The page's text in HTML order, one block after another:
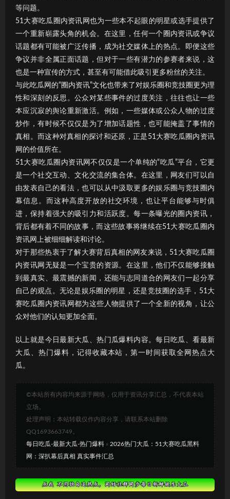
等问题。
51大赛吃瓜圈内资讯网也为一些本不起眼的明星或选手提供了
一个重新崭露头角的机会。在这里，任何一个圈内资讯或争议
话题都有可能被广泛传播，成为社交媒体上的热点。即便这些
争议并非全属正面话题，但对于一些有潜力的参赛者来说，这
也是一种宣传的方式，甚至有可能借此吸引更多粉丝的关注。
与此吃瓜网的“圈内资讯”文化也带来了对娱乐圈和竞技圈更为理
性和深刻的反思。公众对某些事件的过度关注，往往也让一些
本应沉寂的舆论重新激活。例如，一些媒体或公众人物的过度
炒作，有时候不仅仅是为了增加话题性，也可能掩盖了事情的
真相。而这种对真相的探讨和还原，正是51大赛吃瓜圈内资讯
网的价值所在。
51大赛吃瓜圈内资讯网不仅仅是一个单纯的“吃瓜”平台，它更
是一个社交互动、文化交流的集合体。在这里，网友们可以自
由发表自己的看法，也可以从中汲取更多的娱乐圈与竞技圈内
幕信息。而这种高度开放的社交环境，也让平台能够与时俱
进，保持着强大的吸引力和活跃度。每一条曝光的圈内资讯，
背后都有着不同的故事，而这些故事将继续在51大赛吃瓜圈内
资讯网上被细细解读和讨论。
对于那些热衷于了解大赛背后真相的网友来说，51大赛吃瓜圈
内资讯网无疑是一个宝贵的资源。在这里，他们不仅能够接触
到最真实、最震撼的新闻，还能与志同道合的网友们一起分享
自己的观点。无论是娱乐圈的明星，还是竞技圈的选手，51大
赛吃瓜圈内资讯网都为这些人物提供了一个全新的视角，让公
众对他们的认知更加全面。
以上就是今日最新大瓜、热门瓜爆料内容。每日吃瓜、看最新
大瓜、热门爆料，记得收藏本站，第一时间获取全网热点大
瓜。
©本站所有内容均来源于网络，仅用于资讯分享汇总，不代表本站
立场。
处理声明：本站转载仅作内容分享，请联系本站删除
QQ1693663749。
每日吃瓜-最新大瓜-热门爆料 » 2026热门大瓜：51大赛吃瓜黑料
网：深扒幕后真相 真实事件汇总